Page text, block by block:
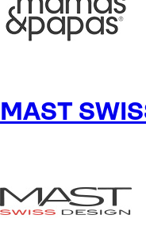
MAST